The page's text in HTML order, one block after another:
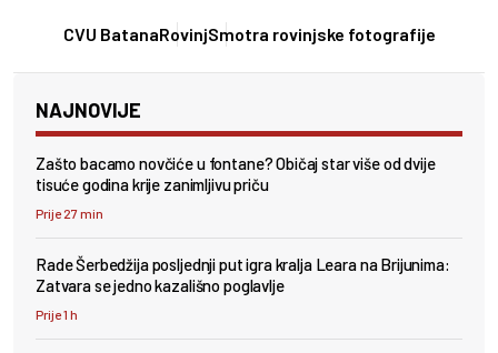
CVU BatanaRovinjSmotra rovinjske fotografije
NAJNOVIJE
Zašto bacamo novčiće u fontane? Običaj star više od dvije
tisuće godina krije zanimljivu priču
Prije 27 min
Rade Šerbedžija posljednji put igra kralja Leara na Brijunima:
Zatvara se jedno kazališno poglavlje
Prije 1 h